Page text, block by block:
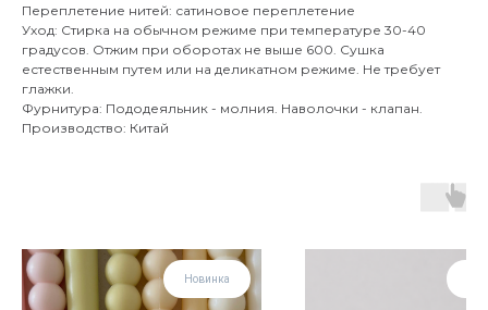
Переплетение нитей: сатиновое переплетение
Уход: Стирка на обычном режиме при температуре 30-40
градусов. Отжим при оборотах не выше 600. Сушка
естественным путем или на деликатном режиме. Не требует
глажки.
Фурнитура: Пододеяльник - молния. Наволочки - клапан.
Производство: Китай
Новинка